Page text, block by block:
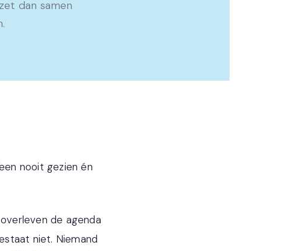
dan samen
nooit gezien én
de agenda
niet. Niemand